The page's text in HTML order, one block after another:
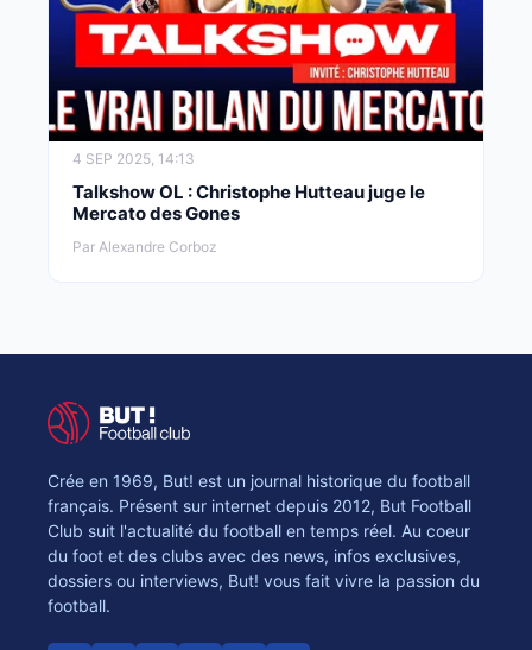
4 SEP 2025, 14:13
Talkshow OL : Christophe Hutteau juge le
Mercato des Gones
Par Alexandre Corboz
Crée en 1969, But! est un journal historique du football
français. Présent sur internet depuis 2012, But Football
Club suit l'actualité du football en temps réel. Au coeur
du foot et des clubs avec des news, infos exclusives,
dossiers ou interviews, But! vous fait vivre la passion du
football.